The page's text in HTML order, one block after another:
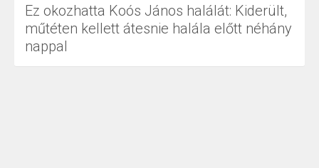
Ez okozhatta Koós János halálát: Kiderült,
műtéten kellett átesnie halála előtt néhány
nappal